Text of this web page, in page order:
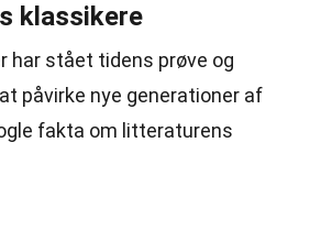
klassikere
har stået tidens prøve og
påvirke nye generationer af
fakta om litteraturens